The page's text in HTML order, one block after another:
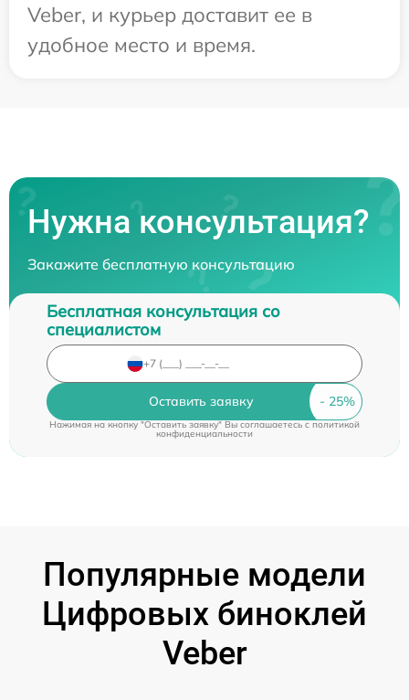
Veber, и курьер доставит ее в
удобное место и время.
Нужна консультация?
Закажите бесплатную консультацию
Бесплатная консультация со
специалистом
Оставить заявку
Нажимая на кнопку "Оставить заявку" Вы соглашаетесь cполитикой
конфиденциальности
Популярные модели
Цифровых биноклей
Veber